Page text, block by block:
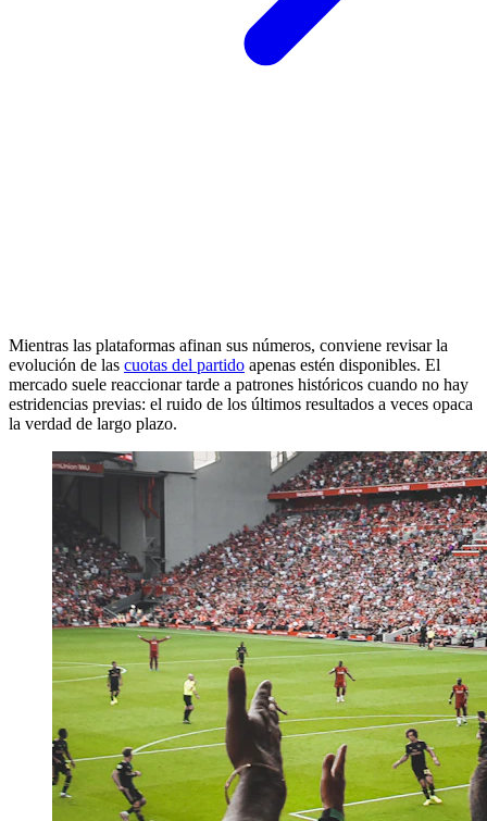
Mientras las plataformas afinan sus números, conviene revisar la
evolución de las cuotas del partido apenas estén disponibles. El
mercado suele reaccionar tarde a patrones históricos cuando no hay
estridencias previas: el ruido de los últimos resultados a veces opaca
la verdad de largo plazo.